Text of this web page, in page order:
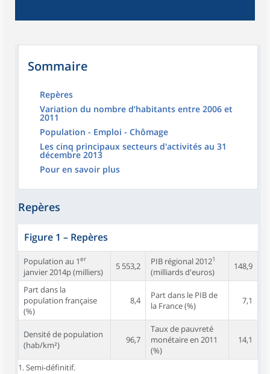
Sommaire
Repères
Variation du nombre d’habitants entre 2006 et
2011
Population - Emploi - Chômage
Les cinq principaux secteurs d'activités au 31
décembre 2013
Pour en savoir plus
Repères
Figure 1 – Repères
Population au 1er
janvier 2014p (milliers)
5 553,2 PIB régional 20121
(milliards d'euros)
148,9
Part dans la
population française
(%)
8,4
Part dans le PIB de
la France (%)
7,1
Densité de population
(hab/km²)
96,7
Taux de pauvreté
monétaire en 2011
(%)
14,1
1. Semi-définitif.